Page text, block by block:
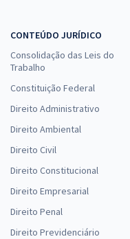
CONTEÚDO JURÍDICO
Consolidação das Leis do
Trabalho
Constituição Federal
Direito Administrativo
Direito Ambiental
Direito Civil
Direito Constitucional
Direito Empresarial
Direito Penal
Direito Previdenciário